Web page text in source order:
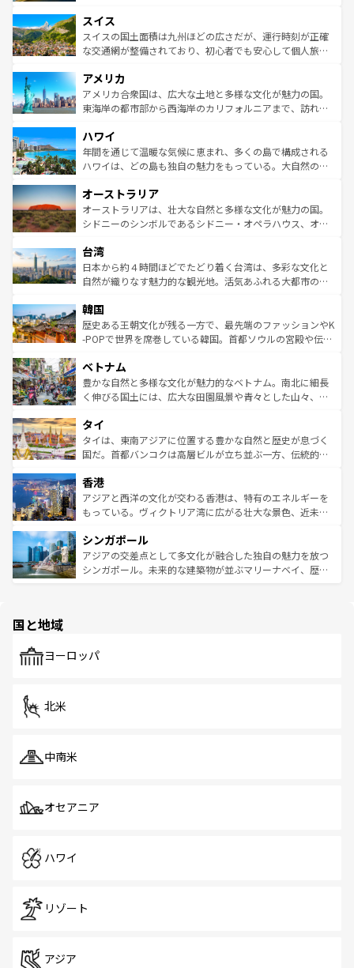
れる地方に足を運ぶとそれぞれで全く異なる文化を体験で
きるだろう。 なお、新着のフランス情報はコンテンツ一覧
を参照してほしい。
は、お酒好きな人にはぜひ体験してほしい。 なお、新着の
ドイツ情報はコンテンツ一覧を参照してほしい。
リアごとに異なる魅力がある。また、優雅なアフタヌーン
ティー、ビール好きにはたまらない英国パブ、サッカー観
戦など、本場だからこそできる体験も豊富。イギリスを旅
ンツ一覧を参照してほしい。
スイス
スイスの国土面積は九州ほどの広さだが、運行時刻が正確
な交通網が整備されており、初心者でも安心して個人旅行
の建物がそのまま残る町や、スイスならではのユニークな
博物館もあり、アルプス観光だけでなく町歩きも満喫する
ことができる。国民の所得が高いため物価も高いが、旅行
ば市内交通費無料で観光を楽しむこともできる。 なお、新
着のスイス情報はコンテンツ一覧 を参照してほしい。
アメリカ
アメリカ合衆国は、広大な土地と多様な文化が魅力の国。
東海岸の都市部から西海岸のカリフォルニアまで、訪れる
のような巨大都市は、観光、ショッピング、エンターテイ
ンメントが詰まった刺激的なスポットだ。一方、アメリカ
西部には大自然が広がり、グランドキャニオンやイエロー
部のニューオーリンズでは、音楽と美食が融合した独特の
文化が魅力。旅行者はアメリカの各地域で異なる魅力を楽
しみながら、その多様性と豊かな歴史を感じることができ
ならではの贅沢な旅のスタイルだ。 なお、新着のアメリカ
情報はコンテンツ一覧を参照してほしい。
ハワイ
年間を通じて温暖な気候に恵まれ、多くの島で構成される
ハワイは、どの島も独自の魅力をもっている。大自然の神
ワイ島は見逃せない。また、定番の観光地といえばオアフ
島だが、静かな自然を求めるならマウイ島やカウアイ島が
おすすめ。エメラルドグリーンに輝く海をはじめ、豊かな
れるおもてなしの心で訪れる人々を迎えてくれるハワイの
人々、おいしいローカルフードやハワイアンミュージッ
ク、伝統的なフラダンスなど、すべてがハワイの魅力を彩
ワイを、存分に味わってほしい。 なお、新着のハワイ情報
はコンテンツ一覧を参照してほしい。
オーストラリア
オーストラリアは、壮大な自然と多様な文化が魅力の国。
シドニーのシンボルであるシドニー・オペラハウス、オー
リアリーフや大陸中央部にそびえるウルル（エアーズロッ
ク）、タスマニアの美しい原生林やケアンズの熱帯雨林な
ど、見どころがたくさん。また、カフェやワイン、オージ
いる。アクティビティも充実しており、サーフィンやダイ
ビング、ハイキングなど、アウトドア好きにはたまらな
い。オーストラリアの多彩な魅力を存分に味わいつくそ
参照してほしい。
台湾
日本から約４時間ほどでたどり着く台湾は、多彩な文化と
自然が織りなす魅力的な観光地。活気あふれる大都市の台
ン）、静ひつな山岳地帯である台湾東部など、都市の喧騒
と山間の静けさが共存しており、訪れる人に新しい発見と
驚きをもたらしてくれる。また、奥深い台湾の食文化も魅
容にもいいと評判のスイーツなど、バラエティ豊かな料理
が味わえる。 なお、新着の台湾情報は コンテンツ一覧を参
照してほしい。
韓国
歴史ある王朝文化が残る一方で、最先端のファッションやK
-POPで世界を席巻している韓国。首都ソウルの宮殿や伝統
き、地方に足を延ばせば四季折々の自然美を楽しむことが
できる。そして、キムチや焼肉、絶品のストリートフード
まで、さまざまな韓国料理が待っている。夜には、韓国な
リティに包まれながら、韓国の多彩な魅力を心ゆくまで味
わってみてほしい。 なお、新着の韓国情報はコンテンツ一
覧を参照してほしい。
ベトナム
豊かな自然と多様な文化が魅力的なベトナム。南北に細長
く伸びる国土には、広大な田園風景や青々とした山々、世
急速な発展と共に伝統が息づく。ハノイの古い町並みやホ
ーチミン市のフランス統治時代の建物も、独特の雰囲気を
醸し出している。また、バラエティの豊かさとおいしさで
とつ。フォーやバインミー、ベトナムコーヒーなどは、ぜ
ひ現地で味わいたい。どの地域を訪れてもあたたかい人々
が旅行者を迎えてくれるので、きっと忘れられない旅にな
参照してほしい。
タイ
タイは、東南アジアに位置する豊かな自然と歴史が息づく
国だ。首都バンコクは高層ビルが立ち並ぶ一方、伝統的な
の活気が交差している。北部ではチェンマイなどの山岳地
帯で自然と触れ合い、南部ではプーケットやクラビの美し
いビーチでリゾート気分を楽しむことができる。タイ料理
激する。気候は一年中温暖で、どの季節にも異なる楽しみ
が待っている。親しみやすいタイの人々、仏教を中心とし
た文化、そして多様な観光資源が、訪れる旅人を魅了し続
香港
アジアと西洋の文化が交わる香港は、特有のエネルギーを
もっている。ヴィクトリア湾に広がる壮大な景色、近未来
み、どこを訪れても感動するはず。観光スポットが密集し
ており、効率よく見どころを回れるのも魅力。息をのむよ
うな絶景から文化的な体験まで、香港を存分に楽しみ尽く
シンガポール
アジアの交差点として多文化が融合した独自の魅力を放つ
シンガポール。未来的な建築物が並ぶマリーナベイ、歴史
で、ホーカーズは地元の風情を楽しめる外せないスポット
国と地域
ヨーロッパ
北米
中南米
オセアニア
ハワイ
リゾート
アジア